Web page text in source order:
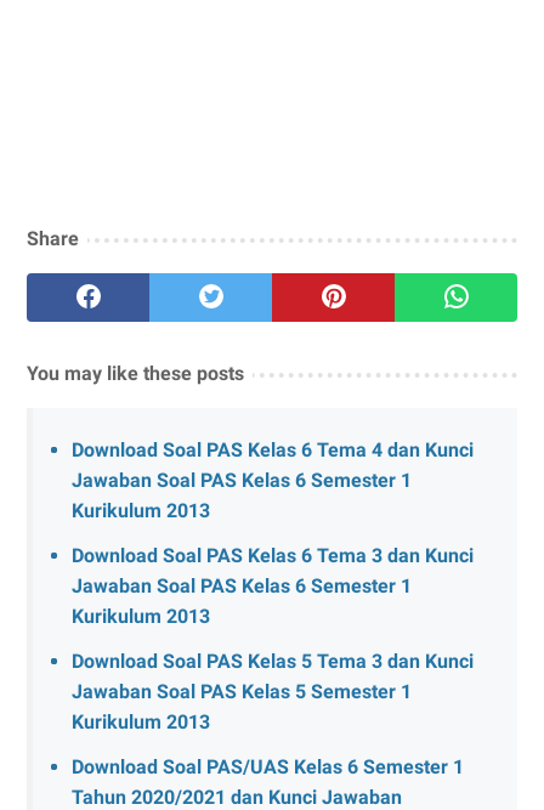
Share
You may like these posts
Download Soal PAS Kelas 6 Tema 4 dan Kunci
Jawaban Soal PAS Kelas 6 Semester 1
Kurikulum 2013
Download Soal PAS Kelas 6 Tema 3 dan Kunci
Jawaban Soal PAS Kelas 6 Semester 1
Kurikulum 2013
Download Soal PAS Kelas 5 Tema 3 dan Kunci
Jawaban Soal PAS Kelas 5 Semester 1
Kurikulum 2013
Download Soal PAS/UAS Kelas 6 Semester 1
Tahun 2020/2021 dan Kunci Jawaban